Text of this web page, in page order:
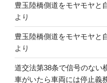
豊玉陸橋側道をモヤモヤと
より
豊玉陸橋側道をモヤモヤと
より
道交法第38条で信号のない
車がいたら車両には停止義